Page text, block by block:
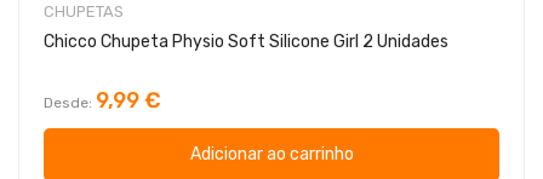
CHUPETAS
Chicco Chupeta Physio Soft Silicone Girl 2 Unidades
Desde 9,99 €
Adicionar ao carrinho